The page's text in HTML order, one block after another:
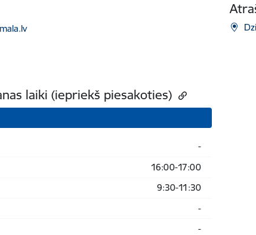
laiki (iepriekš piesakoties)
-
16:00-17:00
9:30-11:30
-
-